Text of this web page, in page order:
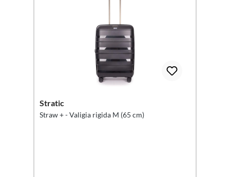
Stratic
Straw + - Valigia rigida M (65 cm)